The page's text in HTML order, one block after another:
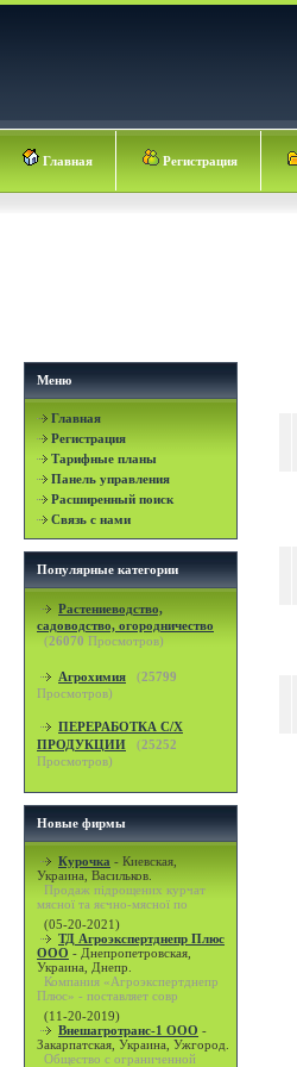
Главная Регистрация
Меню
Главная
Регистрация
Тарифные планы
Панель управления
Расширенный поиск
Связь с нами
Популярные категории
Растениеводство,
садоводство, огородничество
(26070 Просмотров)
Агрохимия (25799
Просмотров)
ПЕРЕРАБОТКА С/Х
ПРОДУКЦИИ
(25252
Просмотров)
Новые фирмы
Курочка - Киевская,
Украина, Васильков.
Продаж підрощених курчат
мясної та яєчно-мясної по
(05-20-2021)
ТД Агроэкспертднепр Плюс
ООО - Днепропетровская,
Украина, Днепр.
Компания «Агроэкспертднепр
Плюс» - поставляет совр
(11-20-2019)
Внешагротранс-1 ООО -
Закарпатская, Украина, Ужгород.
Общество с ограниченной